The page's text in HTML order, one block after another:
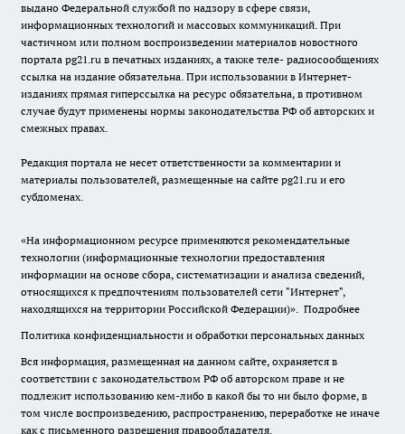
выдано Федеральной службой по надзору в сфере связи,
информационных технологий и массовых коммуникаций. При
частичном или полном воспроизведении материалов новостного
портала pg21.ru в печатных изданиях, а также теле- радиосообщениях
ссылка на издание обязательна. При использовании в Интернет-
изданиях прямая гиперссылка на ресурс обязательна, в противном
случае будут применены нормы законодательства РФ об авторских и
смежных правах.
Редакция портала не несет ответственности за комментарии и
материалы пользователей, размещенные на сайте pg21.ru и его
субдоменах.
«На информационном ресурсе применяются рекомендательные
технологии (информационные технологии предоставления
информации на основе сбора, систематизации и анализа сведений,
относящихся к предпочтениям пользователей сети "Интернет",
находящихся на территории Российской Федерации)». Подробнее
Политика конфиденциальности и обработки персональных данных
Вся информация, размещенная на данном сайте, охраняется в
соответствии с законодательством РФ об авторском праве и не
подлежит использованию кем-либо в какой бы то ни было форме, в
том числе воспроизведению, распространению, переработке не иначе
как с письменного разрешения правообладателя.